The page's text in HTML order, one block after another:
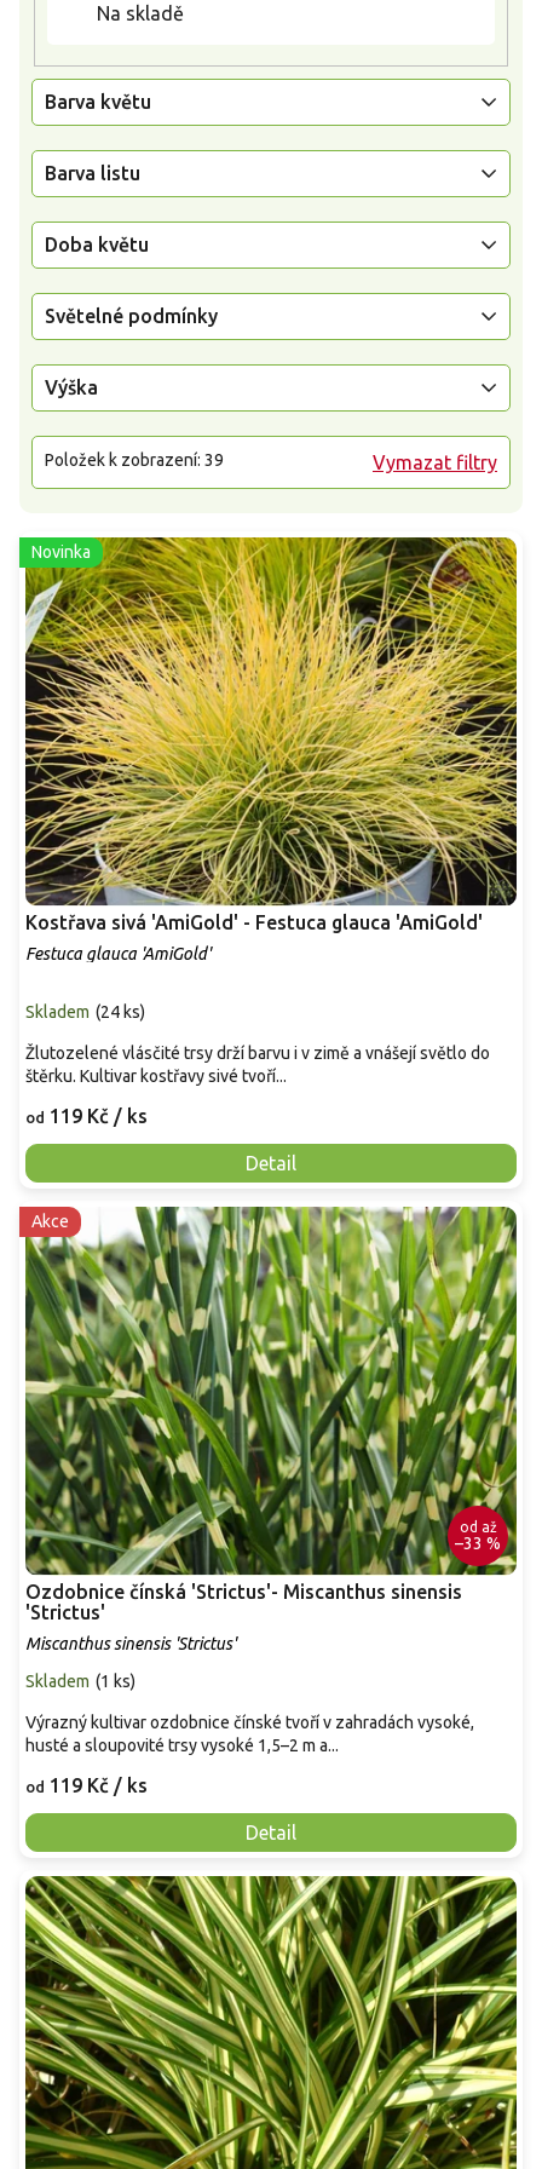
Na skladě
Barva květu
Barva listu
Doba květu
Světelné podmínky
Výška
Vymazat filtry
Položek k zobrazení: 39
Novinka
Kostřava sivá 'AmiGold' - Festuca glauca 'AmiGold'
Festuca glauca 'AmiGold'
Skladem (24 ks)
od 119 Kč / ks
Detail
Žlutozelené vlásčité trsy drží barvu i v zimě a vnášejí světlo do
štěrku. Kultivar kostřavy sivé tvoří...
Akce
od až
–33 %
Ozdobnice čínská 'Strictus'- Miscanthus sinensis
'Strictus'
Miscanthus sinensis 'Strictus'
Skladem (1 ks)
od 119 Kč / ks
Detail
Výrazný kultivar ozdobnice čínské tvoří v zahradách vysoké,
husté a sloupovité trsy vysoké 1,5–2 m a...